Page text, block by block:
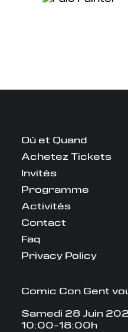
Où et Quand
Achetez Tickets
Invités
Programme
Activités
Contact
Faq
Privacy Policy
Comic Con Gent
Samedi 28 Juin
10:00-18:00h